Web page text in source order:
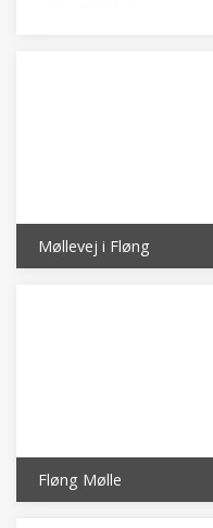
Møllevej i Fløng
Fløng Mølle